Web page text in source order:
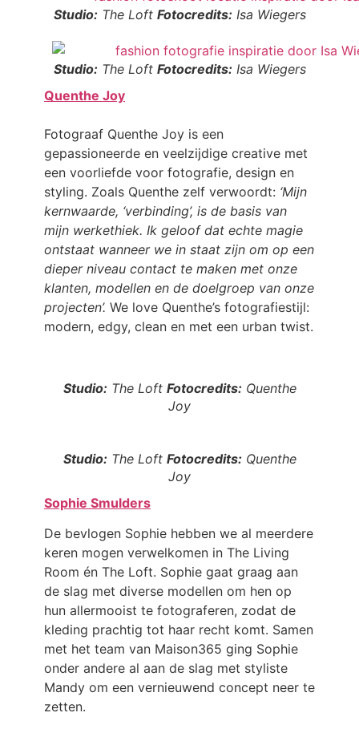
Studio: The Loft Fotocredits: Isa Wiegers
Studio: The Loft Fotocredits: Isa Wiegers
Quenthe Joy
Fotograaf Quenthe Joy is een
gepassioneerde en veelzijdige creative met
een voorliefde voor fotografie, design en
styling. Zoals Quenthe zelf verwoordt: ‘Mijn
kernwaarde, ‘verbinding’, is de basis van
mijn werkethiek. Ik geloof dat echte magie
ontstaat wanneer we in staat zijn om op een
dieper niveau contact te maken met onze
klanten, modellen en de doelgroep van onze
projecten’. We love Quenthe’s fotografiestijl:
modern, edgy, clean en met een urban twist.
Studio: The Loft Fotocredits: Quenthe
Joy
Studio: The Loft Fotocredits: Quenthe
Joy
Sophie Smulders
De bevlogen Sophie hebben we al meerdere
keren mogen verwelkomen in The Living
Room én The Loft. Sophie gaat graag aan
de slag met diverse modellen om hen op
hun allermooist te fotograferen, zodat de
kleding prachtig tot haar recht komt. Samen
met het team van Maison365 ging Sophie
onder andere al aan de slag met styliste
Mandy om een vernieuwend concept neer te
zetten.